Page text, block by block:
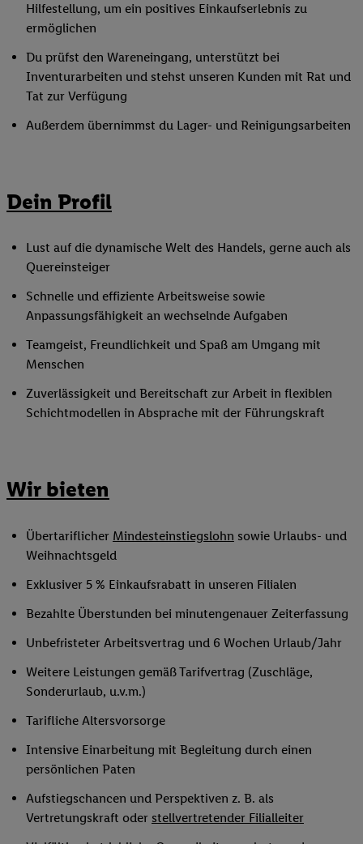
Hilfestellung, um ein positives Einkaufserlebnis zu
ermöglichen
Du prüfst den Wareneingang, unterstützt bei
Inventurarbeiten und stehst unseren Kunden mit Rat und
Tat zur Verfügung
Außerdem übernimmst du Lager- und Reinigungsarbeiten
Dein Profil
Lust auf die dynamische Welt des Handels, gerne auch als
Quereinsteiger
Schnelle und effiziente Arbeitsweise sowie
Anpassungsfähigkeit an wechselnde Aufgaben
Teamgeist, Freundlichkeit und Spaß am Umgang mit
Menschen
Zuverlässigkeit und Bereitschaft zur Arbeit in flexiblen
Schichtmodellen in Absprache mit der Führungskraft
Wir bieten
Übertariflicher Mindesteinstiegslohn sowie Urlaubs- und
Weihnachtsgeld
Exklusiver 5 % Einkaufsrabatt in unseren Filialen
Bezahlte Überstunden bei minutengenauer Zeiterfassung
Unbefristeter Arbeitsvertrag und 6 Wochen Urlaub/Jahr
Weitere Leistungen gemäß Tarifvertrag (Zuschläge,
Sonderurlaub, u.v.m.)
Tarifliche Altersvorsorge
Intensive Einarbeitung mit Begleitung durch einen
persönlichen Paten
Aufstiegschancen und Perspektiven z. B. als
Vertretungskraft oder stellvertretender Filialleiter